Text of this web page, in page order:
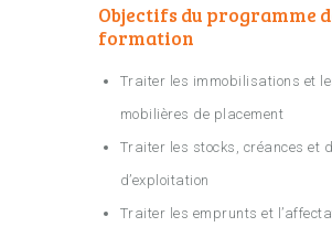
Objectifs du programme
formation
Traiter les immobilisations et
mobilières de placement
Traiter les stocks, créances et
d’exploitation
Traiter les emprunts et